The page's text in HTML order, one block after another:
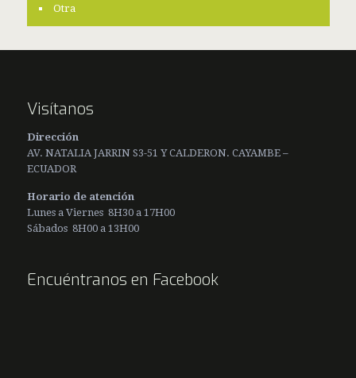
Otra
Visítanos
Dirección
AV. NATALIA JARRIN S3-51 Y CALDERON. CAYAMBE –
ECUADOR
Horario de atención
Lunes a Viernes 8H30 a 17H00
Sábados 8H00 a 13H00
Encuéntranos en Facebook